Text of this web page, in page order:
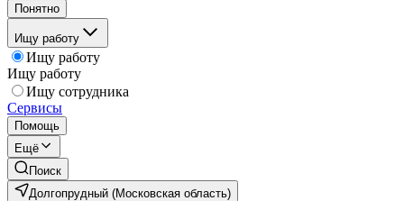
Понятно
Ищу работу
Ищу работу
Ищу работу
Ищу сотрудника
Сервисы
Помощь
Ещё
Поиск
Долгопрудный (Московская область)